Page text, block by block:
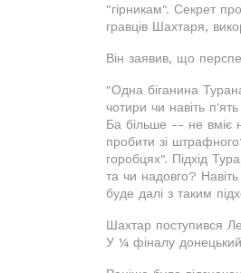
"гірникам". Секрет
гравців Шахтаря,
Він заявив, що
"Одна біганина
чотири чи навіть
Ба більше -- не вміє
пробити зі
горобцях". Підхід
та чи надовго?
буде далі з таким
Шахтар поступився
У ¼ фіналу донецький